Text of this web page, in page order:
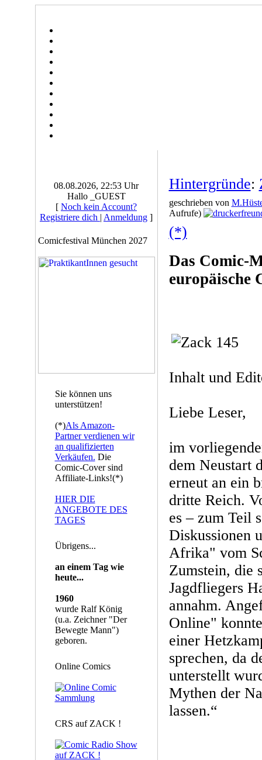
08.08.2026, 22:53 Uhr
Hallo _GUEST
[ Noch kein Account?
Registriere dich | Anmeldung ]
Comicfestival München 2027
Sie können uns
unterstützen!
(*)Als Amazon-
Partner verdienen wir
an qualifizierten
Verkäufen. Die
Comic-Cover sind
Affiliate-Links!(*)
HIER DIE
ANGEBOTE DES
TAGES
Übrigens...
an einem Tag wie
heute...
1960
wurde Ralf König
(u.a. Zeichner "Der
Bewegte Mann")
geboren.
Online Comics
CRS auf ZACK !
Hintergründe:
geschrieben von
Aufrufe)
(*)
Das Comic-
europäische
Inhalt und
Liebe Leser,
im
dem Neustart
erneut an ein
dritte Reich.
es – zum Teil
Diskussionen
Afrika" vom
Zumstein, die
Jagdfliegers
annahm.
Online"
einer
sprechen, da
unterstellt
Mythen der
lassen.“